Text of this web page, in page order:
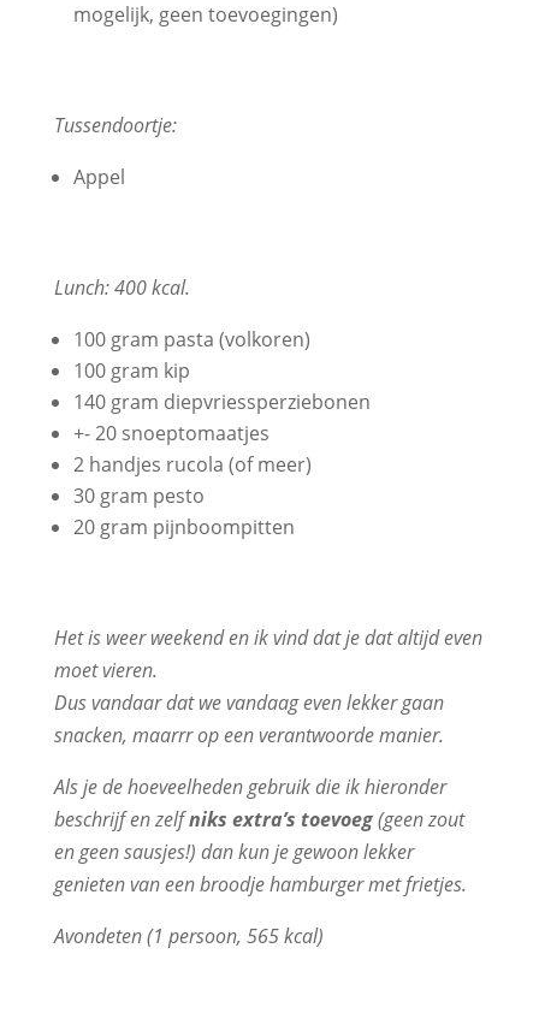
mogelijk, geen toevoegingen)
Tussendoortje:
Appel
Lunch: 400 kcal.
100 gram pasta (volkoren)
100 gram kip
140 gram diepvriessperziebonen
+- 20 snoeptomaatjes
2 handjes rucola (of meer)
30 gram pesto
20 gram pijnboompitten
Het is weer weekend en ik vind dat je dat altijd even
moet vieren.
Dus vandaar dat we vandaag even lekker gaan
snacken, maarrr op een verantwoorde manier.
Als je de hoeveelheden gebruik die ik hieronder
beschrijf en zelfniks extra’s toevoeg(geen zout
en geen sausjes!) dan kun je gewoon lekker
genieten van een broodje hamburger met frietjes.
Avondeten (1 persoon, 565 kcal)